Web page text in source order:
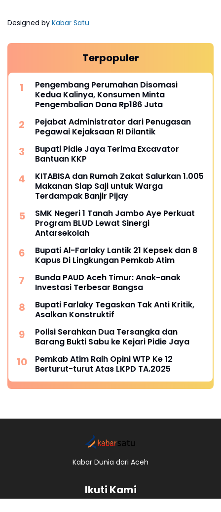
Designed by Kabar Satu
Terpopuler
Pengembang Perumahan Disomasi
Kedua Kalinya, Konsumen Minta
Pengembalian Dana Rp186 Juta
Pejabat Administrator dari Penugasan
Pegawai Kejaksaan RI Dilantik
Bupati Pidie Jaya Terima Excavator
Bantuan KKP
KITABISA dan Rumah Zakat Salurkan 1.005
Makanan Siap Saji untuk Warga
Terdampak Banjir Pijay
SMK Negeri 1 Tanah Jambo Aye Perkuat
Program BLUD Lewat Sinergi
Antarsekolah
Bupati Al-Farlaky Lantik 21 Kepsek dan 8
Kapus Di Lingkungan Pemkab Atim
Bunda PAUD Aceh Timur: Anak-anak
Investasi Terbesar Bangsa
Bupati Farlaky Tegaskan Tak Anti Kritik,
Asalkan Konstruktif
Polisi Serahkan Dua Tersangka dan
Barang Bukti Sabu ke Kejari Pidie Jaya
Pemkab Atim Raih Opini WTP Ke 12
Berturut-turut Atas LKPD TA.2025
Kabar Dunia dari Aceh
Ikuti Kami